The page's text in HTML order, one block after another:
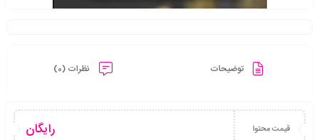
توضیحات نظرات (0)
قیمت محتوا رایگان